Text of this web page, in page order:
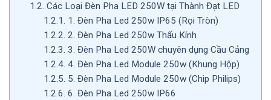
1.2. Các Loại Đèn Pha LED 250W tại Thành Đạt LED
1.2.1. 1. Đèn Pha Led 250w IP65 (Rọi Tròn)
1.2.2. 2. Đèn Pha Led 250w Thấu Kính
1.2.3. 3. Đèn Pha Led 250W chuyên dụng Cầu Cảng
1.2.4. 4. Đèn Pha Led Module 250w (Khung Hộp)
1.2.5. 5. Đèn Pha Led Module 250w (Chip Philips)
1.2.6. 6. Đèn Pha Led 250w IP66